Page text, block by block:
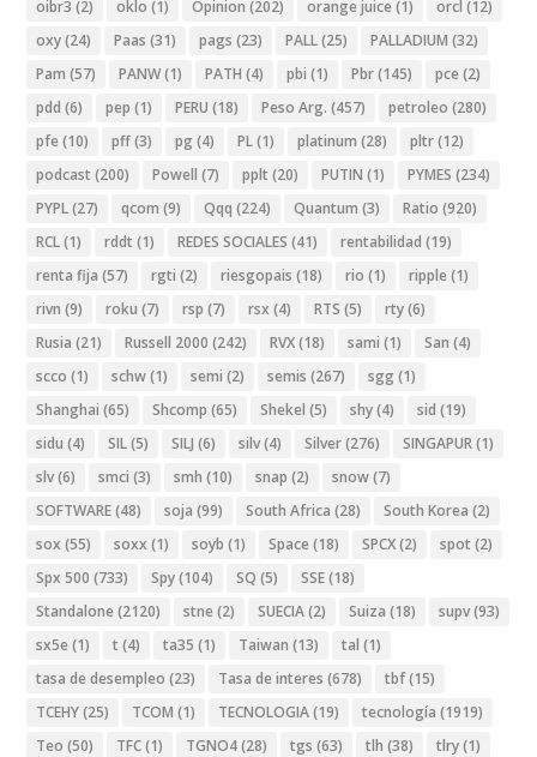
oibr3 (2) oklo (1) Opinion (202) orange juice (1) orcl (12)
oxy(24) Paas (31) pags (23) PALL(25) PALLADIUM (32)
Pam (57) PANW(1) PATH (4) pbi (1) Pbr(145) pce (2)
pdd (6) pep (1) PERU (18) Peso Arg. (457) petroleo (280)
pfe (10) pff(3) pg (4) PL(1) platinum (28) pltr(12)
podcast (200) Powell (7) pplt (20) PUTIN (1) PYMES (234)
PYPL(27) qcom (9) Qqq (224) Quantum (3) Ratio (920)
RCL(1) rddt (1) REDES SOCIALES (41) rentabilidad (19)
renta fija (57) rgti (2) riesgopais (18) rio (1) ripple (1)
rivn (9) roku (7) rsp (7) rsx (4) RTS (5) rty(6)
Rusia (21) Russell 2000 (242) RVX(18) sami (1) San (4)
scco (1) schw(1) semi (2) semis (267) sgg (1)
Shanghai (65) Shcomp (65) Shekel (5) shy(4) sid (19)
sidu (4) SIL(5) SILJ (6) silv(4) Silver(276) SINGAPUR(1)
slv(6) smci (3) smh (10) snap (2) snow(7)
SOFTWARE(48) soja (99) South Africa (28) South Korea (2)
sox (55) soxx (1) soyb (1) Space (18) SPCX(2) spot (2)
Spx 500 (733) Spy(104) SQ (5) SSE(18)
Standalone (2120) stne (2) SUECIA(2) Suiza (18) supv(93)
sx5e (1) t (4) ta35 (1) Taiwan (13) tal (1)
tasa de desempleo (23) Tasa de interes (678) tbf(15)
TCEHY(25) TCOM (1) TECNOLOGIA(19) tecnología (1919)
Teo (50) TFC(1) TGNO4(28) tgs (63) tlh (38) tlry(1)